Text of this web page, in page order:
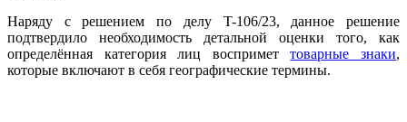
Наряду с решением по делу T-106/23, данное решение
подтвердило необходимость детальной оценки того, как
определённая категория лиц восприметтоварные знаки,
которые включают в себя географические термины.